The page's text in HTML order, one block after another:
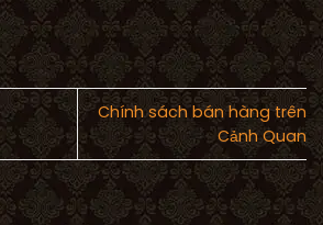
Chính sách bán hàng trên
Cảnh Quan